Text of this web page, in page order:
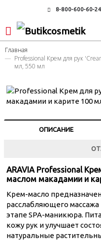
8-800-600-60-24
Главная
Professional Крем для рук
мл, 550 мл
ОПИСАНИЕ
ARAVIA Professional
маслом макадамии и
Крем-масло
расслабляющего
этапе SPA-маникюра.
кожу рук и улучшает
натуральные